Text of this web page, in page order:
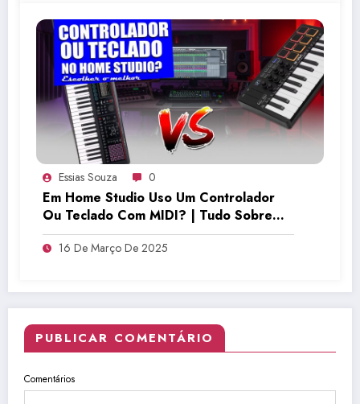
Essias Souza 0
Em Home Studio Uso Um Controlador
Ou Teclado Com MIDI? | Tudo Sobre
Teclado Musical
16 De Março De 2025
PUBLICAR COMENTÁRIO
Comentários